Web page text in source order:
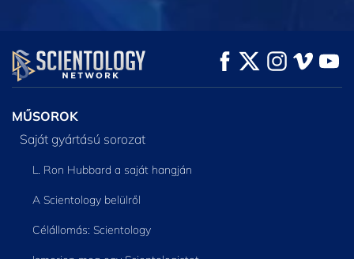
MŰSORNÉZÉS MŰSORNÉZÉS
A SOROZAT
RÉSZEI
MŰSOROK
Saját gyártású sorozat
L. Ron Hubbard a saját hangján
A Scientology belülről
Célállomás: Scientology